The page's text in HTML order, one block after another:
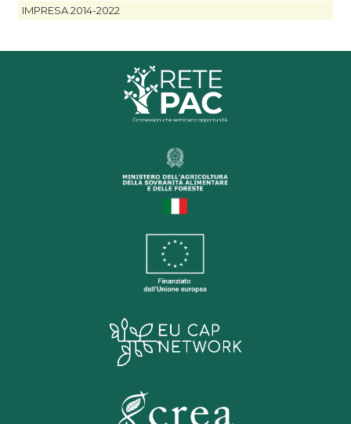
IMPRESA 2014-2022